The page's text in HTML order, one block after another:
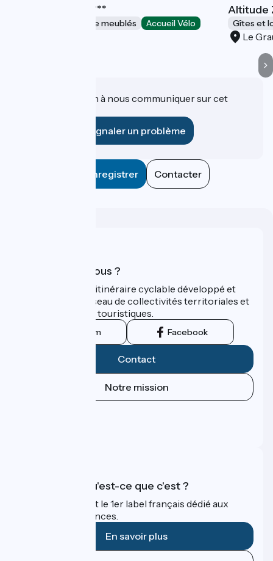
Villa Les Salines ***
Gîtes et locations de meublés Accueil Vélo
Altitude
Gîtes et
Le
Une information à nous communiquer sur cet
Signaler un problème
Enregistrer Contacter
Qui sommes-nous ?
ViaRhôna est un itinéraire cyclable développé et
promu par un réseau de collectivités territoriales et
leurs institutions touristiques.
Instagram Facebook
Contact
Notre mission
Accueil Vélo qu'est-ce que c'est ?
Accueil Vélo c'est le 1er label français dédié aux
cyclistes en vacances.
En savoir plus